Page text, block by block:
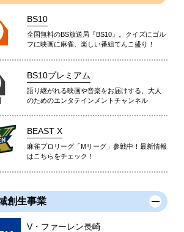
BS10
全国無料のBS放送局『BS10』。クイズにゴル
フに映画に麻雀、楽しい番組てんこ盛り！
BS10プレミアム
語り継がれる映画や音楽をお届けする、大人
のためのエンタテインメントチャンネル
BEAST X
麻雀プロリーグ「Mリーグ」参戦中！最新情報
はこちらをチェック！
創生事業
V・ファーレン長崎